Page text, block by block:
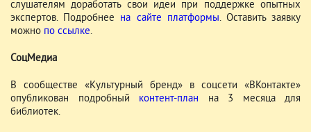
слушателям доработать свои идеи при поддержке опытных
экспертов. Подробнее на сайте платформы. Оставить заявку
можно по ссылке.
СоцМедиа
В сообществе «Культурный бренд» в соцсети «ВКонтакте»
опубликован подробный контент-план на 3 месяца для
библиотек.